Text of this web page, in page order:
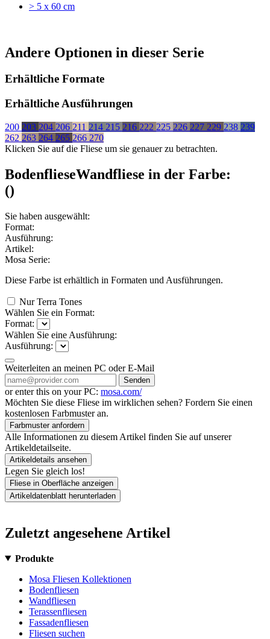
> 5 x 60 cm
Andere Optionen in dieser Serie
Erhältliche Formate
Erhältliche Ausführungen
200 203 204 206 211 214 215 216 222 225 226 227 229 238 239
262 263 264 265 266 270
Klicken Sie auf die Fliese um sie genauer zu betrachten.
BodenflieseWandfliese in der Farbe:
()
Sie haben ausgewählt:
Format:
Ausführung:
Artikel:
Mosa Serie:
Diese Farbe ist erhältlich in Formaten und Ausführungen.
Nur Terra Tones
Wählen Sie ein Format:
Format:
Wählen Sie eine Ausführung:
Ausführung:
Weiterleiten an meinen PC oder E-Mail
Senden
or enter this on your PC: mosa.com/
Möchten Sie diese Fliese im wirklichen sehen? Fordern Sie einen
kostenlosen Farbmuster an.
Farbmuster anfordern
Alle Informationen zu diesem Artikel finden Sie auf unserer
Artikeldetailseite.
Artikeldetails ansehen
Legen Sie gleich los!
Fliese in Oberfläche anzeigen
Artikeldatenblatt herunterladen
Zuletzt angesehene Artikel
Produkte
Mosa Fliesen Kollektionen
Bodenfliesen
Wandfliesen
Terassenfliesen
Fassadenfliesen
Fliesen suchen